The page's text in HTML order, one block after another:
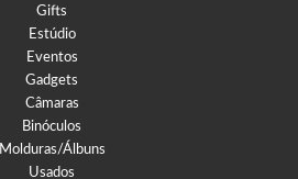
Gifts
Estúdio
Eventos
Gadgets
Câmaras
Binóculos
Molduras/Álbuns
Usados